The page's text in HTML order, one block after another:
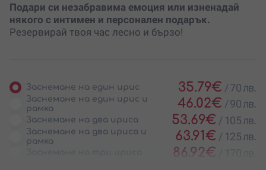
Подари си незабравима емоция или изненадай
някого с интимен и персонален подарък.
Резервирай твоя час лесно и бързо!
Заснемане на един ирис 35.79€ /70 лв.
Заснемане на един ирис и
рамка
46.02€ /90 лв.
Заснемане на два ириса 53.69€ / 105 лв.
Заснемане на два ириса и
рамка
63.91€ / 125 лв.
86.92€